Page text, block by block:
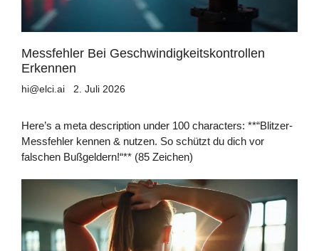
Messfehler Bei Geschwindigkeitskontrollen
Erkennen
hi@elci.ai 2. Juli 2026
Here’s a meta description under 100 characters: **“Blitzer-
Messfehler kennen & nutzen. So schützt du dich vor
falschen Bußgeldern!“** (85 Zeichen)